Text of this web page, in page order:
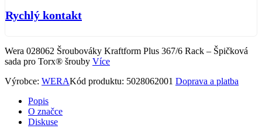
Rychlý kontakt
Wera 028062 Šroubováky Kraftform Plus 367/6 Rack – Špičková
sada pro Torx® šrouby Více
Výrobce: WERAKód produktu: 5028062001 Doprava a platba
Popis
O značce
Diskuse